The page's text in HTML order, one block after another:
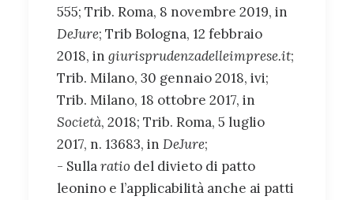
555; Trib. Roma, 8 novembre 2019, in
DeJure; Trib Bologna, 12 febbraio
2018, in giurisprudenzadelleimprese.it;
Trib. Milano, 30 gennaio 2018, ivi;
Trib. Milano, 18 ottobre 2017, in
Società, 2018; Trib. Roma, 5 luglio
2017, n. 13683, in DeJure;
- Sullaratio del divieto di patto
leonino e l’applicabilità anche ai patti